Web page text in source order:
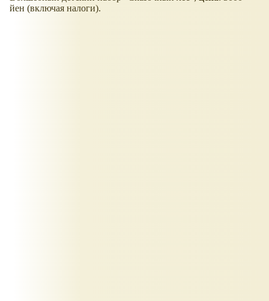
йен (включая налоги).